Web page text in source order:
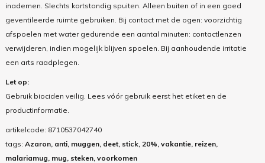
inademen. Slechts kortstondig spuiten. Alleen buiten of in een goed
geventileerde ruimte gebruiken. Bij contact met de ogen: voorzichtig
afspoelen met water gedurende een aantal minuten: contactlenzen
verwijderen, indien mogelijk blijven spoelen. Bij aanhoudende irritatie
een arts raadplegen.
Let op:
Gebruik biociden veilig. Lees vóór gebruik eerst het etiket en de
productinformatie.
artikelcode: 8710537042740
tags: Azaron, anti, muggen, deet, stick, 20%, vakantie, reizen,
malariamug, mug, steken, voorkomen